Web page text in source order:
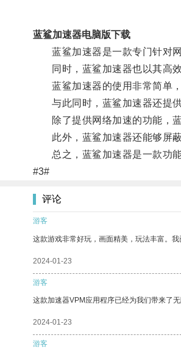
蓝鲨加速器电脑版下载
蓝鲨加速器是一款专门针对网
同时，蓝鲨加速器也以其高效
蓝鲨加速器的使用非常简单，
与此同时，蓝鲨加速器还提供
除了提供网络加速的功能，蓝
此外，蓝鲨加速器还能够屏蔽
总之，蓝鲨加速器是一款功能
#3#
评论
游客
这款游戏非常好玩，画面精美，玩法丰富。我
2024-01-23
游客
这款加速器VPM应用程序已经为我们带来了无
2024-01-23
游客